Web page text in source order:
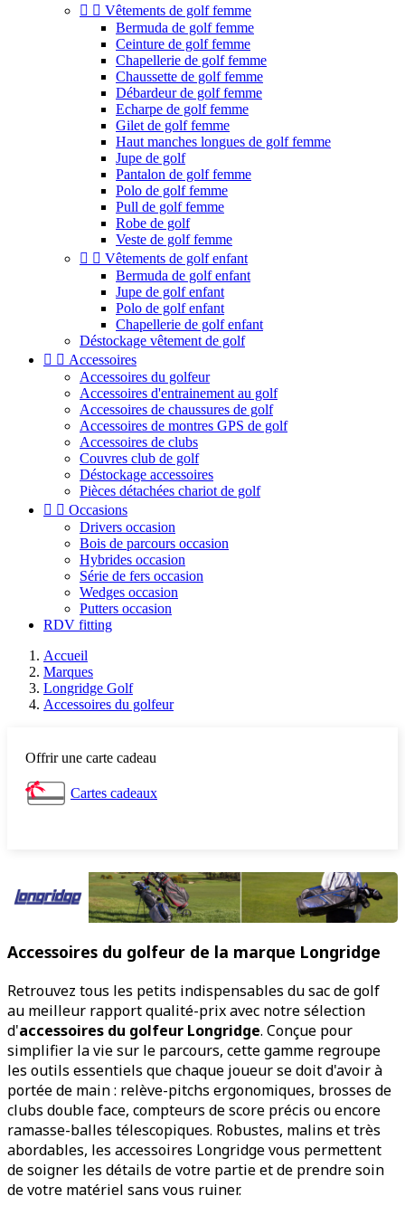
  Vêtements de golf femme
Bermuda de golf femme
Ceinture de golf femme
Chapellerie de golf femme
Chaussette de golf femme
Débardeur de golf femme
Echarpe de golf femme
Gilet de golf femme
Haut manches longues de golf femme
Jupe de golf
Pantalon de golf femme
Polo de golf femme
Pull de golf femme
Robe de golf
Veste de golf femme
  Vêtements de golf enfant
Bermuda de golf enfant
Jupe de golf enfant
Polo de golf enfant
Chapellerie de golf enfant
Déstockage vêtement de golf
  Accessoires
Accessoires du golfeur
Accessoires d'entrainement au golf
Accessoires de chaussures de golf
Accessoires de montres GPS de golf
Accessoires de clubs
Couvres club de golf
Déstockage accessoires
Pièces détachées chariot de golf
  Occasions
Drivers occasion
Bois de parcours occasion
Hybrides occasion
Série de fers occasion
Wedges occasion
Putters occasion
RDV fitting
Accueil
Marques
Longridge Golf
Accessoires du golfeur
Offrir une carte cadeau
Cartes cadeaux
Accessoires du golfeur de la marque Longridge
Retrouvez tous les petits indispensables du sac de golf
au meilleur rapport qualité-prix avec notre sélection
d'accessoires du golfeur Longridge. Conçue pour
simplifier la vie sur le parcours, cette gamme regroupe
les outils essentiels que chaque joueur se doit d'avoir à
portée de main : relève-pitchs ergonomiques, brosses de
clubs double face, compteurs de score précis ou encore
ramasse-balles télescopiques. Robustes, malins et très
abordables, les accessoires Longridge vous permettent
de soigner les détails de votre partie et de prendre soin
de votre matériel sans vous ruiner.